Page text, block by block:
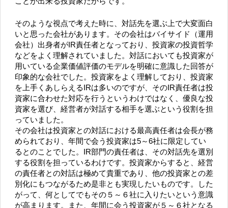
そのような視点で考えた時に、対話先を選ぶ上で大変面白
いと思った会社があります。その会社はバイサイド（運用
会社）出身者がIR責任者となっており、投資家の投資哲学
などをよく理解されていました。対話においても投資家が
用いている企業価値評価のモデルを明確に意識した回答が
印象的な会社でした。投資家をよく理解しており、投資家
を上手くあしらえるIRは多いのですが、そのIR責任者は投
資家に合わせた対応を行うというわけではなく、優良な投
資家を選び、経営者が対話する相手を選ぶという役割を担
っていました。
その会社は投資家との対話における最高責任者は会長が務
められており、年間で会う投資家は5～6社に限定してい
るとのことでした。IR部門の責任者は、その対話先を選別
する役割を担っているわけです。投資家からすると、経営
の責任者との対話は極めて貴重であり、他の投資家との差
別化にもつながるため是非とも実現したいものです。した
がって、何としてでもその５～６社に入りたいという意識
が高まります。また、年間に会う投資家が５～６社となる